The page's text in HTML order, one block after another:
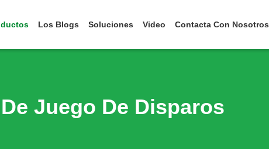
Los Blogs Soluciones Video Contacta Con Nosotros
Juego De Disparos